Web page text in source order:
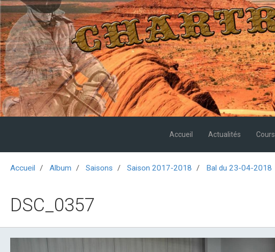
Accueil Actualités Cours
Accueil Album Saisons Saison 2017-2018 Bal du 23-04-2018
DSC_0357